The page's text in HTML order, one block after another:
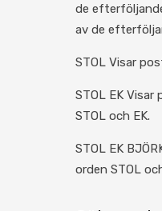
de
av de
STOL Visar
STOL EK Visar
STOL och EK.
STOL EK
orden STOL